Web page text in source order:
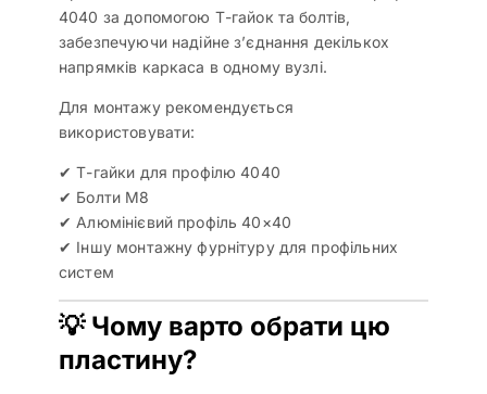
4040 за допомогою Т-гайок та болтів,
забезпечуючи надійне з’єднання декількох
напрямків каркаса в одному вузлі.
Для монтажу рекомендується
використовувати:
✔ Т-гайки для профілю 4040
✔ Болти М8
✔ Алюмінієвий профіль 40×40
✔ Іншу монтажну фурнітуру для профільних
систем
💡 Чому варто обрати цю
пластину?